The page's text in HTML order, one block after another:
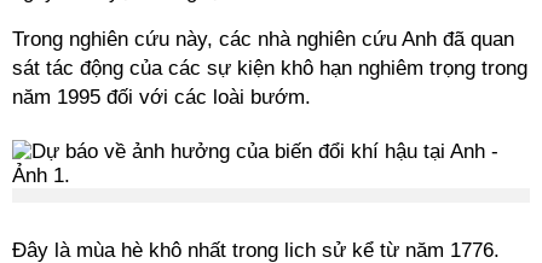
Trong nghiên cứu này, các nhà nghiên cứu Anh đã quan
sát tác động của các sự kiện khô hạn nghiêm trọng trong
năm 1995 đối với các loài bướm.
Đây là mùa hè khô nhất trong lich sử kể từ năm 1776.